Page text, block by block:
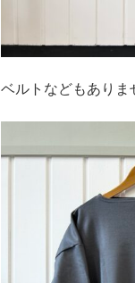
ベルトなどもありま